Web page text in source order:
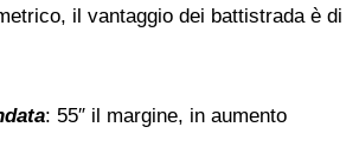
il vantaggio dei battistrada è di
: 55″ il margine, in aumento